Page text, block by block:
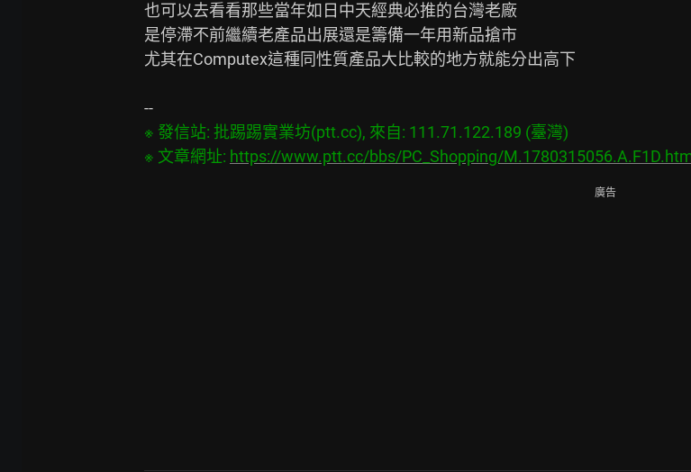
也可以去看看那些當年如日中天經典必推的台灣老廠
是停滯不前繼續老產品出展還是籌備一年用新品搶市
尤其在Computex這種同性質產品大比較的地方就能分出高下
※ 發信站: 批踢踢實業坊(ptt.cc), 來自: 111.71.122.189 (臺灣)
※ 文章網址: https://www.ptt.cc/bbs/PC_Shopping/
廣告